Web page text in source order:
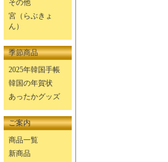
その他
宮（らぶきょ
ん）
季節商品
2025年韓国手帳
韓国の年賀状
あったかグッズ
ご案内
商品一覧
新商品